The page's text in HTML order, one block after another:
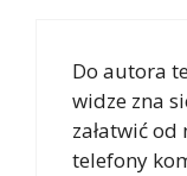
Do autora
widze zna
załatwić
telefony